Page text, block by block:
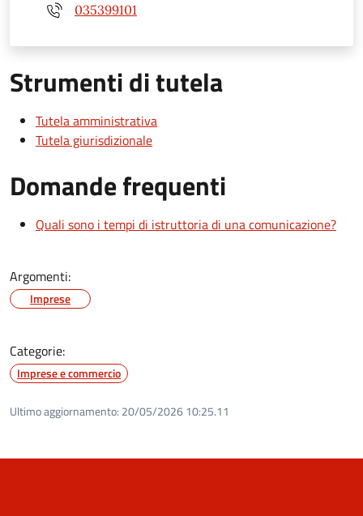
035399101
Strumenti di tutela
Tutela amministrativa
Tutela giurisdizionale
Domande frequenti
Quali sono i tempi di istruttoria di una comunicazione?
Argomenti:
Imprese
Categorie:
Imprese e commercio
Ultimo aggiornamento: 20/05/2026 10:25.11